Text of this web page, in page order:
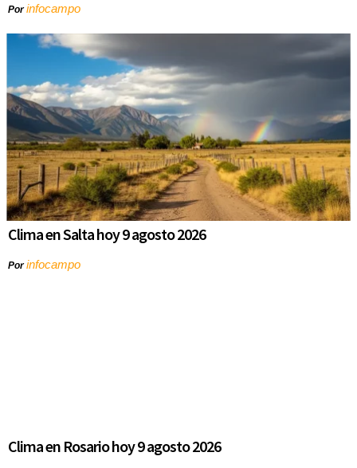
Porinfocampo
Clima en Salta hoy 9 agosto 2026
Porinfocampo
Clima en Rosario hoy 9 agosto 2026